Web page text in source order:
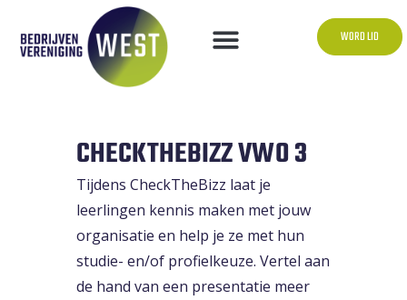
WORD LID
CHECKTHEBIZZ VWO 3
Tijdens CheckTheBizz laat je
leerlingen kennis maken met jouw
organisatie en help je ze met hun
studie- en/of profielkeuze. Vertel aan
de hand van een presentatie meer